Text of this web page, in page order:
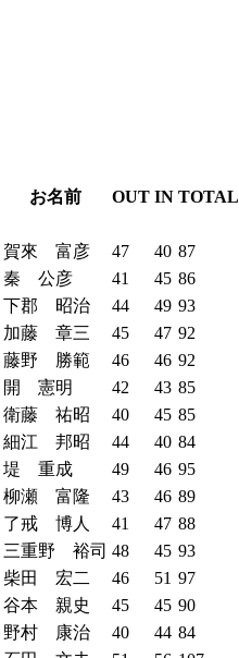
お名前 OUT IN TOTAL
賀來 富彦 47 40 87
秦 公彦 41 45 86
下郡 昭治 44 49 93
加藤 章三 45 47 92
藤野 勝範 46 46 92
開 憲明 42 43 85
衛藤 祐昭 40 45 85
細江 邦昭 44 40 84
堤 重成 49 46 95
柳瀬 富隆 43 46 89
了戒 博人 41 47 88
三重野 裕司 48 45 93
柴田 宏二 46 51 97
谷本 親史 45 45 90
野村 康治 40 44 84